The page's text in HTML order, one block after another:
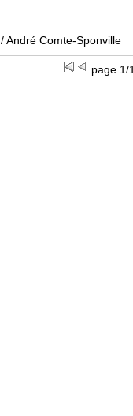
/ André Comte-Sponville
page